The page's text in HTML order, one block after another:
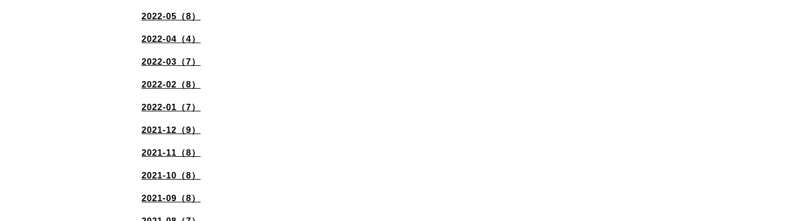
2022-05（8）
2022-04（4）
2022-03（7）
2022-02（8）
2022-01（7）
2021-12（9）
2021-11（8）
2021-10（8）
2021-09（8）